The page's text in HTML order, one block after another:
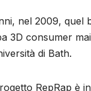
nel 2009, quel
3D consumer
di Bath.
RepRap è